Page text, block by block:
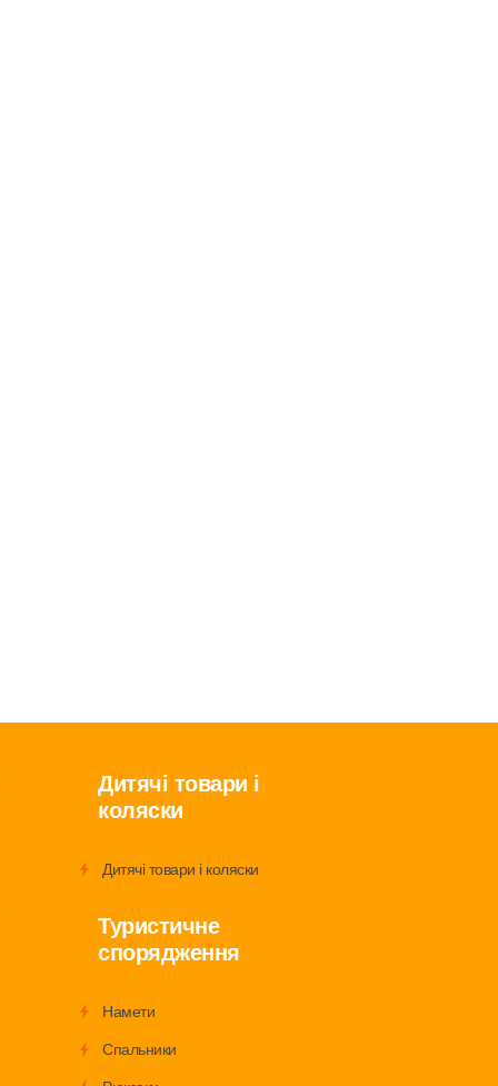
Дитячі товари і
коляски
Дитячі товари і коляски
Туристичне
спорядження
Намети
Спальники